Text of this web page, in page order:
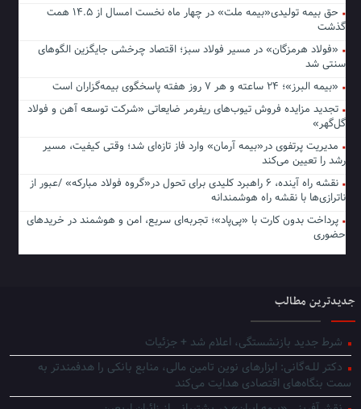
حق بیمه تولیدی«بیمه ملت» در چهار ماه نخست امسال از ۱۴.۵ همت
گذشت
«فولاد هرمزگان» در مسیر فولاد سبز؛ اقتصاد چرخشی جایگزین الگوهای
سنتی شد
«بیمه البرز»؛ ۲۴ ساعته و هر ۷ روز هفته پاسخگوی بیمه‌گزاران است
تجدید مزایده فروش تیوب‌های ریفرمر ضایعاتی «شرکت توسعه آهن و فولاد
گل‌گهر»
مدیریت پرتفوی در«بیمه آرمان» وارد فاز تازه‌ای شد؛ وقتی کیفیت، مسیر
رشد را تعیین می‌کند
نقشه راه آینده، ۶ راهبرد کلیدی برای تحول در«گروه فولاد مبارکه» /عبور از
ناترازی‌ها با نقشه راه هوشمندانه
پرداخت بدون کارت با «پی‌پاد»؛ تجربه‌ای سریع، امن و هوشمند در خریدهای
حضوری
جدیدترین مطالب
شرط جدید بازنشستگی، اعلام شد + جزئیات
دکتر للـه‌گانی: ابزارهای نوین تامین مالی، منابع بانکی را هدفمندتر به
سمت بنگاه‌های اقتصادی هدایت می‌کند